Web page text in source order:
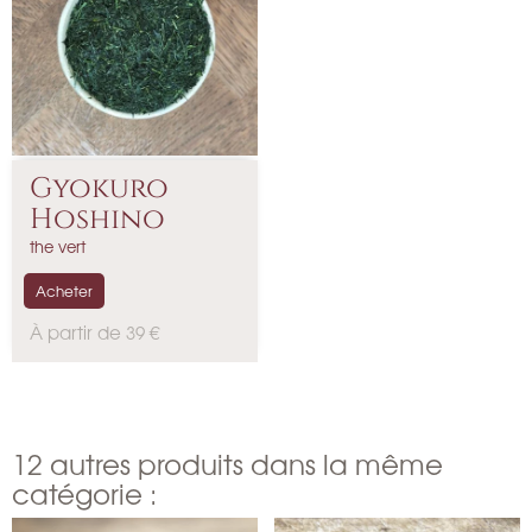
Gyokuro
Hoshino
the vert
P
À partir de 39 €
Acheter
12 autres produits dans la même
catégorie :